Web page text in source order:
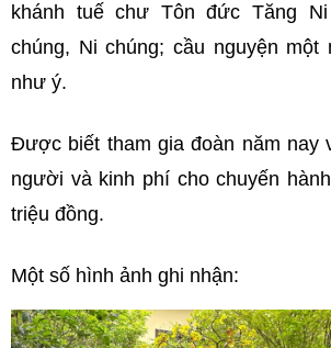
khánh tuế chư Tôn đức Tăng
chúng, Ni chúng; cầu nguyện
như ý.
Được biết tham gia đoàn năm nay
người và kinh phí cho chuyến
triệu đồng.
Một số hình ảnh ghi nhận: